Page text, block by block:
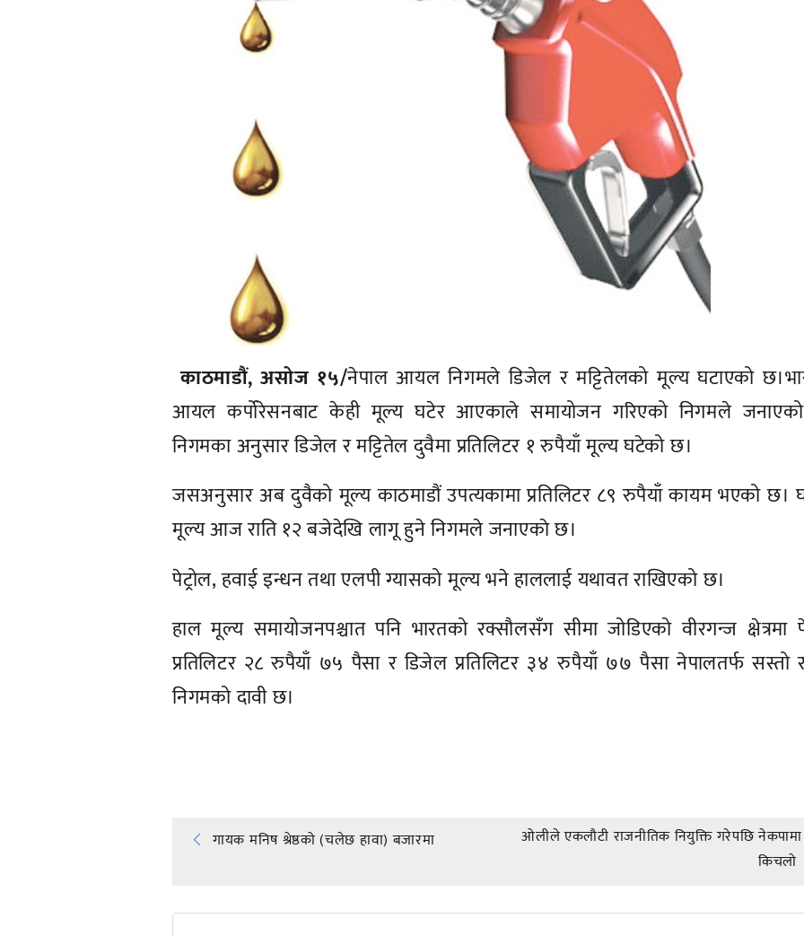
काठमाडौं, असोज १५/नेपाल आयल निगमले डिजेल र मट्टितेलको मूल्य घटाएको
आयल कर्पोरेसनबाट केही मूल्य घटेर आएकाले समायोजन गरिएको निगमले
निगमका अनुसार डिजेल र मट्टितेल दुवैमा प्रतिलिटर १ रुपैयाँ मूल्य घटेको छ।
जसअनुसार अब दुवैको मूल्य काठमाडौं उपत्यकामा प्रतिलिटर ८९ रुपैयाँ कायम भएको छ।
मूल्य आज राति १२ बजेदेखि लागू हुने निगमले जनाएकाे छ।
पेट्रोल, हवाई इन्धन तथा एलपी ग्यासको मूल्य भने हाललाई यथावत राखिएको छ।
हाल मूल्य समायोजनपश्चात पनि भारतको रक्सौलसँग सीमा जोडिएको वीरगन्ज क्षेत्रमा
प्रतिलिटर २८ रुपैयाँ ७५ पैसा र डिजेल प्रतिलिटर ३४ रुपैयाँ ७७ पैसा नेपालतर्फ सस्तो
निगमको दावी छ।
Post
navigation
गायक मनिष श्रेष्ठको (चलेछ हावा) बजारमा
ओलीले एकलौटी राजनीतिक नियुक्ति गरेपछि
किचलो